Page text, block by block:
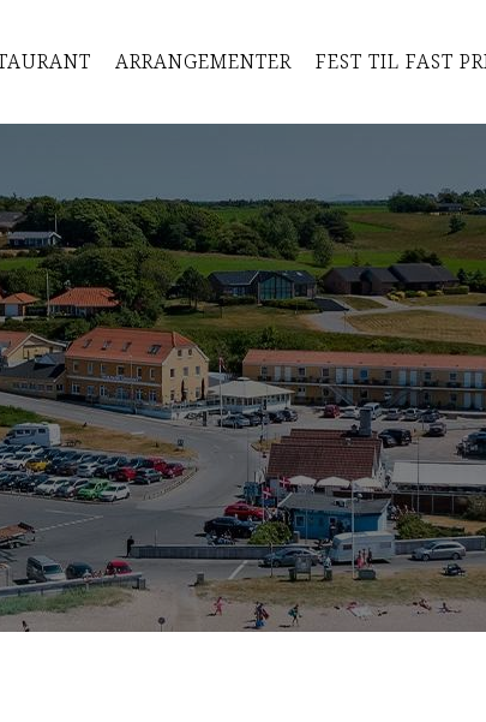
ARRANGEMENTER FEST TIL FAST